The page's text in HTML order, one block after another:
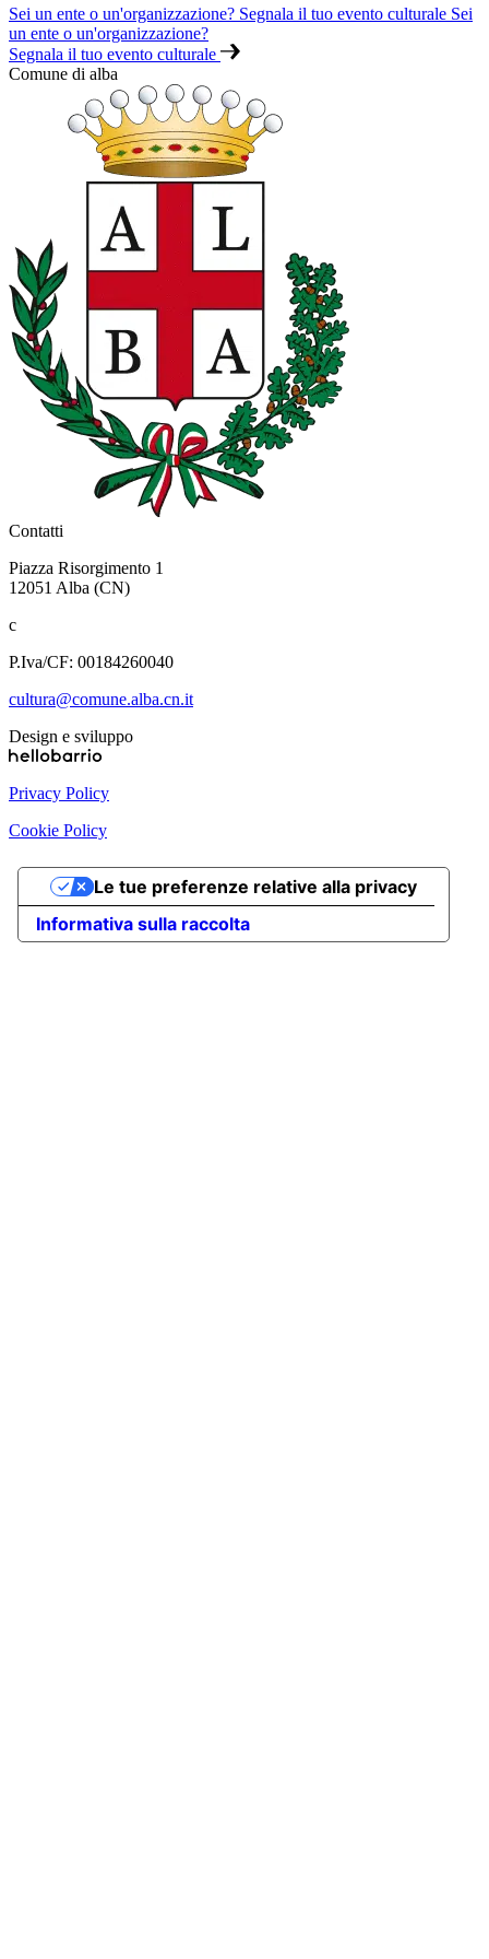
Sei un ente o un'organizzazione? Segnala il tuo evento culturale Sei
un ente o un'organizzazione?
Segnala il tuo evento culturale
Comune di alba
Contatti
Piazza Risorgimento 1
12051 Alba (CN)
c
P.Iva/CF: 00184260040
cultura@comune.alba.cn.it
Design e sviluppo
Privacy Policy
Cookie Policy
Informativa sulla raccolta
Le tue preferenze relative alla privacy